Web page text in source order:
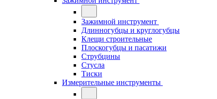
Зажимной инструмент
Длинногубцы и круглогубцы
Клещи строительные
Плоскогубцы и пасатижи
Струбцины
Стусла
Тиски
Измерительные инструменты